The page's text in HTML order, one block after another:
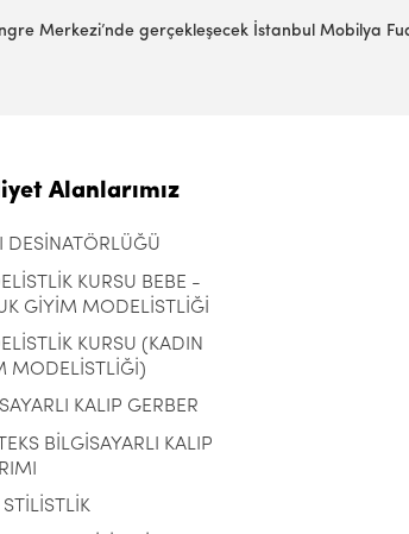
Merkezi’nde gerçekleşecek İstanbul Mobilya
Alanlarımız
DESİNATÖRLÜĞÜ
KURSU BEBE -
GİYİM MODELİSTLİĞİ
KURSU (KADIN
MODELİSTLİĞİ)
KALIP GERBER
BİLGİSAYARLI KALIP
STİLİSTLİK